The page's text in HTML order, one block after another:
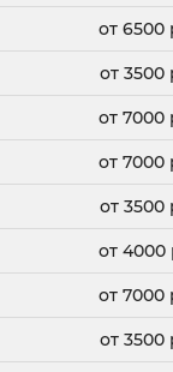
от 6500
от 3500
от 7000
от 7000
от 3500
от 4000
от 7000
от 3500